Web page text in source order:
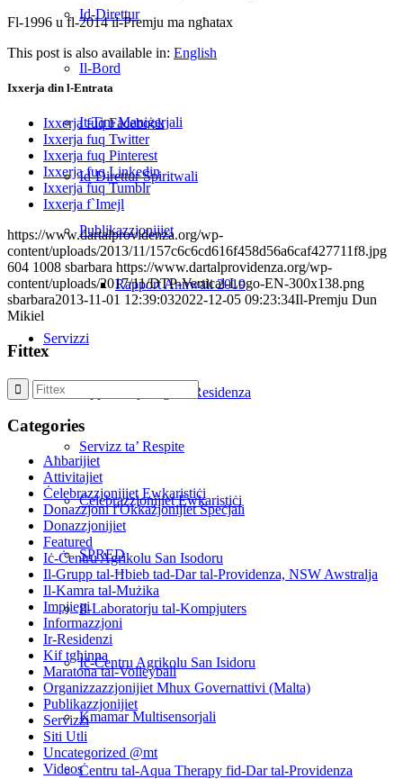
Id-Direttur
Il-Bord
It-Tim Maniġerjali
Id-Direttur Spiritwali
Publikazzjonijiet
Rapport Annwali 2019
Servizzi
Applikazzjoni għar-Residenza
Servizz ta’ Respite
Ċelebrazzjonijiet Ewkaristiċi
SPRED
Il-Laboratorju tal-Kompjuters
Iċ-Ċentru Agrikolu San Isidoru
Kmamar Multisensorjali
Ċentru tal-Aqua Therapy fid-Dar tal-Providenza
Fl-1996 u fl-2014 il-Premju ma ngħatax
This post is also available in: English
Ixxerja din l-Entrata
Ixxerja fuq Facebook
Ixxerja fuq Twitter
Ixxerja fuq Pinterest
Ixxerja fuq Linkedin
Ixxerja fuq Tumblr
Ixxerja f`Imejl
https://www.dartalprovidenza.org/wp-
content/uploads/2013/11/157c6c6cd616f458d56a6caf427711f8.jpg
604 1008 sbarbara https://www.dartalprovidenza.org/wp-
content/uploads/2017/11/DTP-Vertical-Logo-EN-300x138.png
sbarbara2013-11-01 12:39:032022-12-05 09:23:34Il-Premju Dun
Mikiel
Fittex
Categories
Aħbarijiet
Attivitajiet
Ċelebrazzjonijiet Ewkaristiċi
Donazzjoni f'Okkażjonijiet Speċjali
Donazzjonijiet
Featured
Iċ-Ċentru Agrikolu San Isodoru
Il-Grupp tal-Ħbieb tad-Dar tal-Providenza, NSW Awstralja
Il-Kamra tal-Mużika
Impjiegi
Informazzjoni
Ir-Residenzi
Kif tgħinna
Maratona tal-Volleyball
Organizzazzjonijiet Mhux Governattivi (Malta)
Publikazzjonijiet
Servizzi
Siti Utli
Uncategorized @mt
Videos